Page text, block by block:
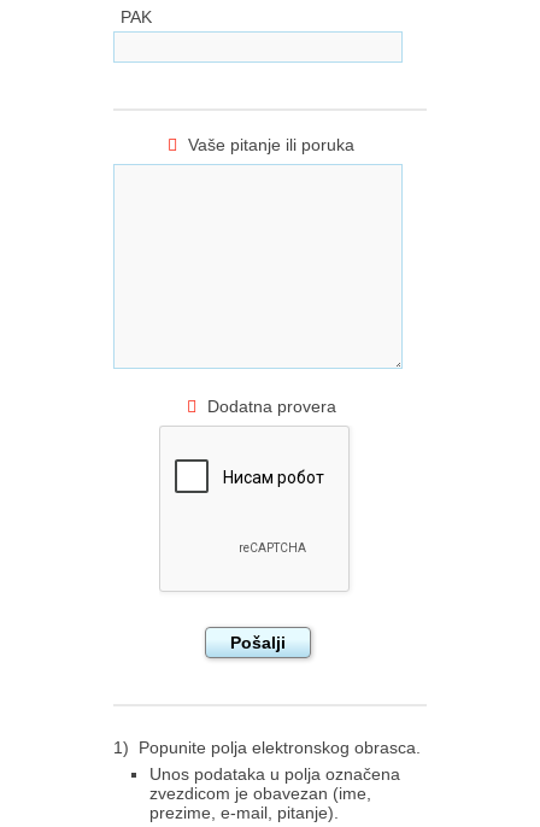
PAK
Vaše pitanje ili poruka
Dodatna provera
1) Popunite polja elektronskog obrasca.
Unos podataka u polja označena
zvezdicom je obavezan (ime,
prezime, e-mail, pitanje).